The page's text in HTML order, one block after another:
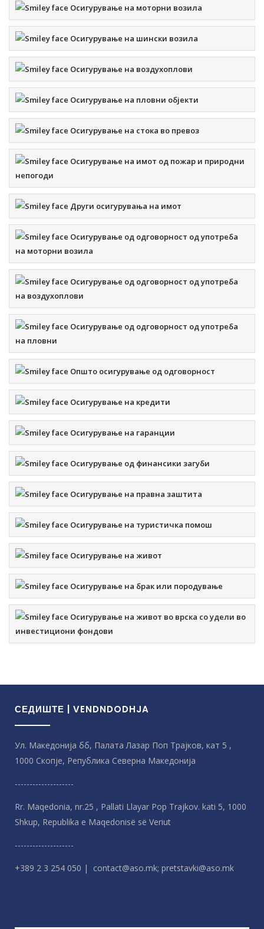
САВА ОСИГУРУВАЊЕ АД СКОПЈЕ
ул. Загребска бр 28А , Скопје e-
mail:contact@sava.com.mkтел. 5 10 15 00 факс: 5 10
15 02
КЛАСИ НА ОСИГУРУВАЊЕ:
ЕУРОЛИНК
ул. Никола Кљусев бр.2, општина Центар, Скопје e-
mail:eurolink@eurolink.com.mk, тел. 3 28 93 01 факс: 3
23 16 25
КЛАСИ НА ОСИГУРУВАЊЕ:
УНИКА
бул. “ВМРО” бр.3, Скопје e-mail:info@uniqa.mkтел. 3
12 59 20 факс: 3 21 51 28
КЛАСИ НА ОСИГУРУВАЊЕ:
КРОАЦИА ОСИГУРУВАЊЕ
07 87, 3 22 14 46 факс: 3 29 07 89
Осигурување на моторни возила
Осигурување на шински возила
Осигурување на воздухоплови
Осигурување на пловни објекти
Осигурување на стока во превоз
Осигурување на имот од пожар и природни
непогоди
Други осигурувања на имот
Осигурување од одговорност од употреба
на моторни возила
Осигурување од одговорност од употреба
на воздухоплови
Осигурување од одговорност од употреба
на пловни
Општо осигурување од одговорност
Осигурување на кредити
Осигурување на гаранции
Осигурување од финансики загуби
Осигурување на правна заштита
Осигурување на туристичка помош
Осигурување на живот
Осигурување на брак или породување
Осигурување на живот во врска со удели во
инвестициони фондови
СЕДИШТЕ | VENDNDODHJA
Ул. Македонија бб, Палата Лазар Поп Трајков, кат 5 ,
1000 Скопје, Република Северна Македонијa
--------------------
Rr. Maqedonia, nr.25 , Pallati Llayar Pop Trajkov. kati 5, 1000
Shkup, Republika e Maqedonisë së Veriut
--------------------
+389 2 3 254 050 | contact@aso.mk; pretstavki@aso.mk